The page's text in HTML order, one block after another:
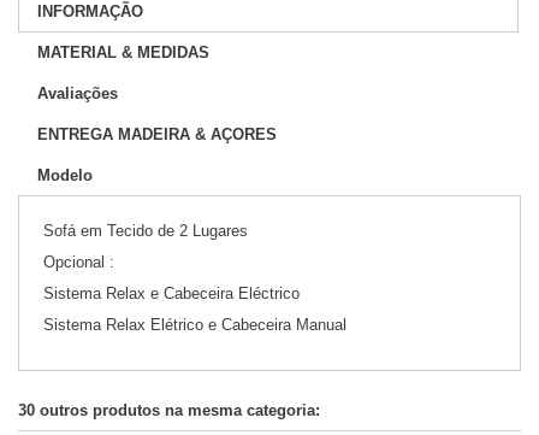
INFORMAÇÃO
MATERIAL & MEDIDAS
Avaliações
ENTREGA MADEIRA & AÇORES
Modelo
Sofá em Tecido de 2 Lugares
Opcional :
Sistema Relax e Cabeceira Eléctrico
Sistema Relax Elétrico e Cabeceira Manual
30 outros produtos na mesma categoria: